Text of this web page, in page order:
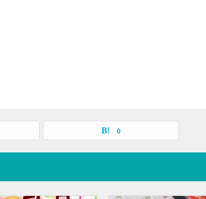
0